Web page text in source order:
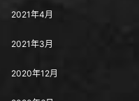
2021年4月
2021年3月
2020年12月